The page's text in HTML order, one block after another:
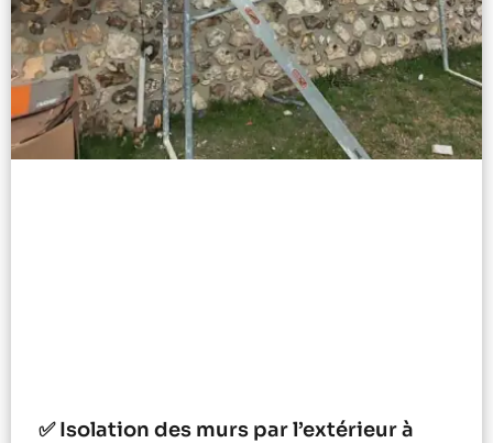
✅ Isolation des murs par l’extérieur à